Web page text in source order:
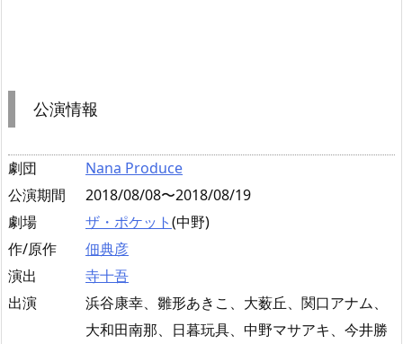
公演情報
劇団
Nana Produce
公演期間
2018/08/08〜2018/08/19
劇場
ザ・ポケット(中野)
作/原作
佃典彦
演出
寺十吾
出演
浜谷康幸、雛形あきこ、大薮丘、関口アナム、
大和田南那、日暮玩具、中野マサアキ、今井勝